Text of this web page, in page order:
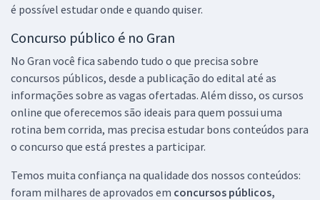
é possível estudar onde e quando quiser.
Concurso público é no Gran
No Gran você fica sabendo tudo o que precisa sobre
concursos públicos, desde a publicação do edital até as
informações sobre as vagas ofertadas. Além disso, os cursos
online que oferecemos são ideais para quem possui uma
rotina bem corrida, mas precisa estudar bons conteúdos para
o concurso que está prestes a participar.
Temos muita confiança na qualidade dos nossos conteúdos:
foram milhares de aprovados em concursos públicos,